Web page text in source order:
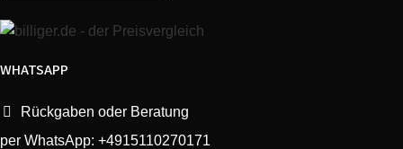
WHATSAPP
Rückgaben oder Beratung
per WhatsApp: +4915110270171